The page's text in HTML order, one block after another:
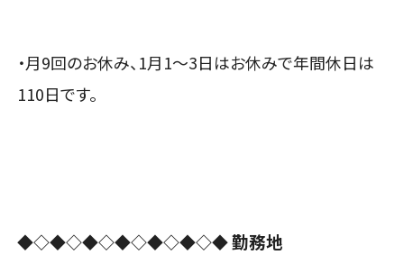
・月9回のお休み、1月1～3日はお休みで年間休日は
110日です。
◆◇◆◇◆◇◆◇◆◇◆◇◆勤務地